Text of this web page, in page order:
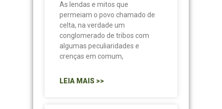
As lendas e mitos que
permeiam o povo chamado de
celta, na verdade um
conglomerado de tribos com
algumas peculiaridades e
crenças em comum,
LEIA MAIS >>